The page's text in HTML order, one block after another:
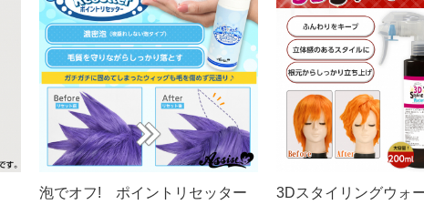
泡でオフ! ポイントリセッター
3Dスタイリングウ